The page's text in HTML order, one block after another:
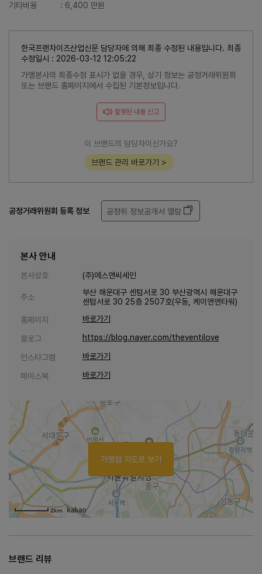
기타비용
: 6,400 만원
한국프랜차이즈산업신문 담당자에 의해 최종 수정된 내용입니다. 최종
수정일시 : 2026-03-12 12:05:22
가맹본사의 최종수정 표시가 없을 경우, 상기 정보는 공정거래위원회
또는 브랜드 홈페이지에서 수집된 기본정보입니다.
잘못된 내용 신고
이 브랜드의 담당자이신가요?
브랜드 관리 바로가기 >
공정거래위원회 등록 정보 공정위 정보공개서 열람
본사 안내
본사상호 (주)에스앤씨세인
주소
부산 해운대구 센텀서로 30 부산광역시 해운대구
센텀서로 30 25층 2507호(우동, 케이엔엔타워)
홈페이지
바로가기
블로그 https://blog.naver.com/theventilove
인스타그램 바로가기
페이스북 바로가기
2km
가맹점 지도로 보기
브랜드 리뷰